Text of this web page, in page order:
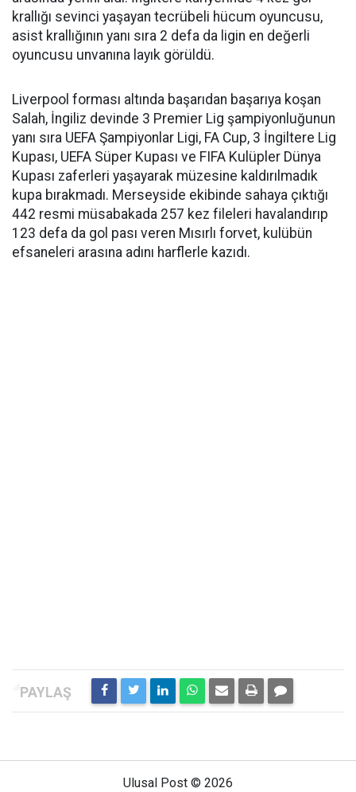
krallığı sevinci yaşayan tecrübeli hücum oyuncusu,
asist krallığının yanı sıra 2 defa da ligin en değerli
oyuncusu unvanına layık görüldü.
Liverpool forması altında başarıdan başarıya koşan
Salah, İngiliz devinde 3 Premier Lig şampiyonluğunun
yanı sıra UEFA Şampiyonlar Ligi, FA Cup, 3 İngiltere Lig
Kupası, UEFA Süper Kupası ve FIFA Kulüpler Dünya
Kupası zaferleri yaşayarak müzesine kaldırılmadık
kupa bırakmadı. Merseyside ekibinde sahaya çıktığı
442 resmi müsabakada 257 kez fileleri havalandırıp
123 defa da gol pası veren Mısırlı forvet, kulübün
efsaneleri arasına adını harflerle kazıdı.
Ulusal Post © 2026